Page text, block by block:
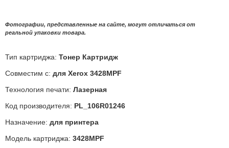
Фотографии, представленные на сайте, могут отличаться от
реальной упаковки товара.
Тип картриджа: Тонер Картридж
Совместим с: для Xerox 3428MPF
Технология печати: Лазерная
Код производителя: PL_106R01246
Назначение: для принтера
Модель картриджа: 3428MPF